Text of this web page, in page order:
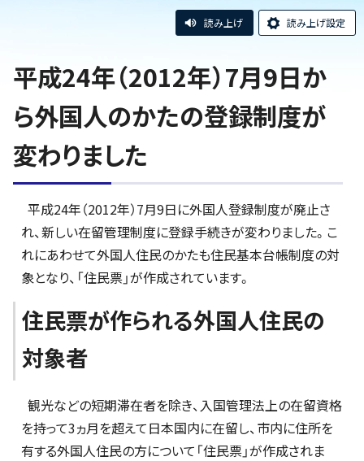
読み上げ 読み上げ設定
平成24年（2012年）7月9日か
ら外国人のかたの登録制度が
変わりました
平成24年（2012年）7月9日に外国人登録制度が廃止さ
れ、新しい在留管理制度に登録手続きが変わりました。こ
れにあわせて外国人住民のかたも住民基本台帳制度の対
象となり、「住民票」が作成されています。
住民票が作られる外国人住民の
対象者
観光などの短期滞在者を除き、入国管理法上の在留資格
を持って3ヵ月を超えて日本国内に在留し、市内に住所を
有する外国人住民の方について「住民票」が作成されま